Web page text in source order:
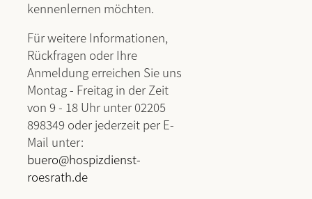
kennenlernen möchten.
Für weitere Informationen,
Rückfragen oder Ihre
Anmeldung erreichen Sie uns
Montag - Freitag in der Zeit
von 9 - 18 Uhr unter 02205
898349 oder jederzeit per E-
Mail unter:
buero@hospizdienst-
roesrath.de